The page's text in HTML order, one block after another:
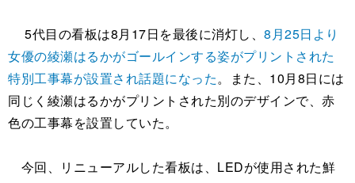
5代目の看板は8月17日を最後に消灯し、 8月25日より
女優の綾瀬はるかがゴールインする姿がプリントされた
特別工事幕が設置され話題になった。また、10月8日には
同じく綾瀬はるかがプリントされた別のデザインで、赤
色の工事幕を設置していた。
今回、リニューアルした看板は、LEDが使用された鮮